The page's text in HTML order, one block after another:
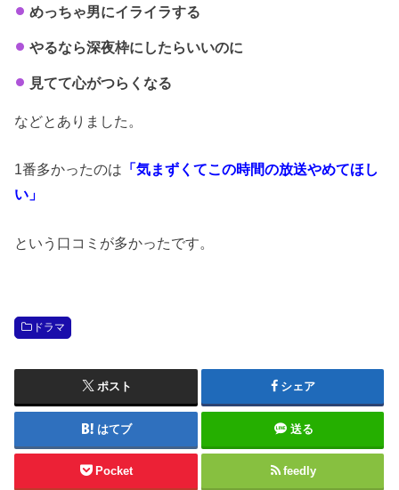
めっちゃ男にイライラする
やるなら深夜枠にしたらいいのに
見てて心がつらくなる
などとありました。
1番多かったのは 「気まずくてこの時間の放送やめてほし
い」
という口コミが多かったです。
ドラマ
ポスト シェア
はてブ 送る
Pocket feedly